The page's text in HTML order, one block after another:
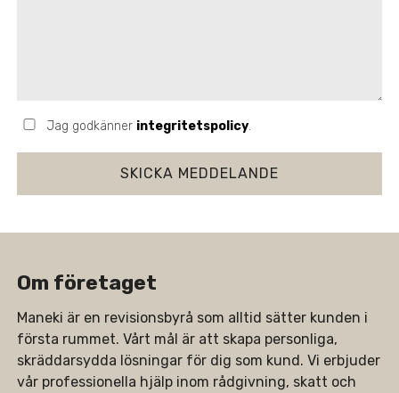
Jag godkänner integritetspolicy.
Om företaget
Maneki är en revisionsbyrå som alltid sätter kunden i
första rummet. Vårt mål är att skapa personliga,
skräddarsydda lösningar för dig som kund. Vi erbjuder
vår professionella hjälp inom rådgivning, skatt och